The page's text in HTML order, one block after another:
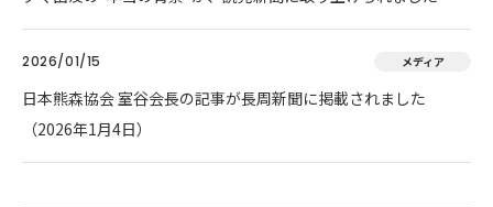
2026/01/15 メディア
日本熊森協会 室谷会長の記事が長周新聞に掲載されました
（2026年1月4日）